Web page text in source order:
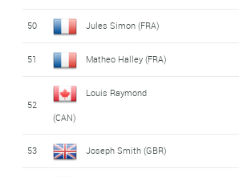
50 Jules Simon (FRA)
51 Matheo Halley (FRA)
52
Louis Raymond
(CAN)
53 Joseph Smith (GBR)